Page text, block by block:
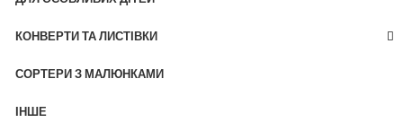
КОНВЕРТИ ТА ЛИСТІВКИ
СОРТЕРИ З МАЛЮНКАМИ
ІНШЕ